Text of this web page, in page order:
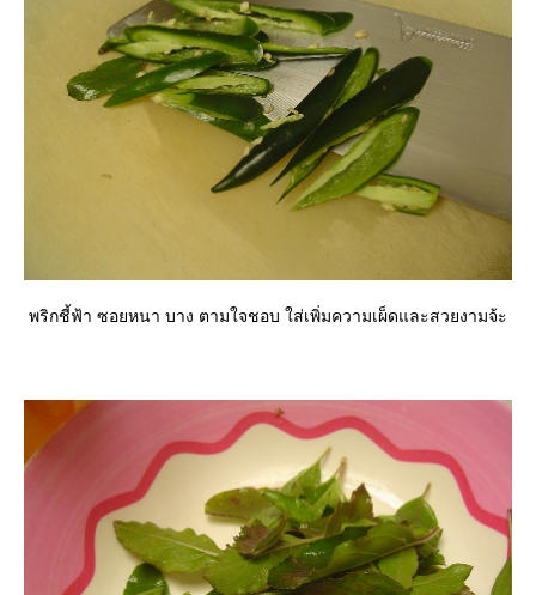
พริกชี้ฟ้า ซอยหนา บาง ตามใจชอบ ใส่เพิ่มความเผ็ดและสวยงามจ้ะ